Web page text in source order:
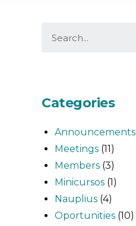
Categories
Announcements
Meetings (11)
Members (3)
Minicursos (1)
Nauplius (4)
Oportunities (10)